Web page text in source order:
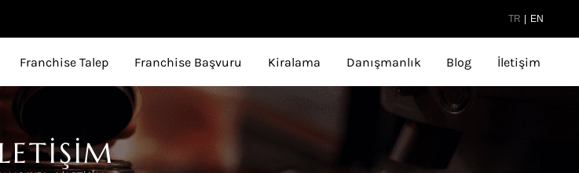
TR | EN
Franchise Talep Franchise Başvuru Kiralama Danışmanlık Blog İletişim